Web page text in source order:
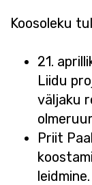
Koosoleku
21.
Liidu
väljaku
Priit
leidmine.